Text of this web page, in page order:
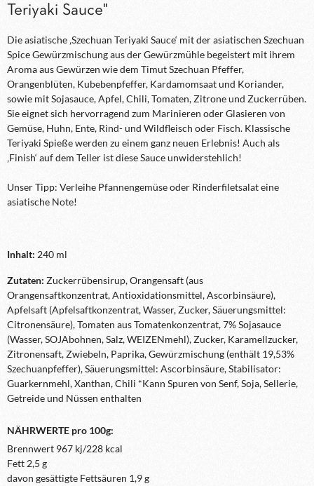
Teriyaki Sauce"
Die asiatische ‚Szechuan Teriyaki Sauce‘ mit der asiatischen Szechuan
Spice Gewürzmischung aus der Gewürzmühle begeistert mit ihrem
Aroma aus Gewürzen wie dem Timut Szechuan Pfeffer,
Orangenblüten, Kubebenpfeffer, Kardamomsaat und Koriander,
sowie mit Sojasauce, Apfel, Chili, Tomaten, Zitrone und Zuckerrüben.
Sie eignet sich hervorragend zum Marinieren oder Glasieren von
Gemüse, Huhn, Ente, Rind- und Wildfleisch oder Fisch. Klassische
Teriyaki Spieße werden zu einem ganz neuen Erlebnis! Auch als
‚Finish‘ auf dem Teller ist diese Sauce unwiderstehlich!
Unser Tipp: Verleihe Pfannengemüse oder Rinderfiletsalat eine
asiatische Note!
Inhalt: 240 ml
Zutaten: Zuckerrübensirup, Orangensaft (aus
Orangensaftkonzentrat, Antioxidationsmittel, Ascorbinsäure),
Apfelsaft (Apfelsaftkonzentrat, Wasser, Zucker, Säuerungsmittel:
Citronensäure), Tomaten aus Tomatenkonzentrat, 7% Sojasauce
(Wasser, SOJAbohnen, Salz, WEIZENmehl), Zucker, Karamellzucker,
Zitronensaft, Zwiebeln, Paprika, Gewürzmischung (enthält 19,53%
Szechuanpfeffer), Säuerungsmittel: Ascorbinsäure, Stabilisator:
Guarkernmehl, Xanthan, Chili *Kann Spuren von Senf, Soja, Sellerie,
Getreide und Nüssen enthalten
NÄHRWERTE pro 100g:
Brennwert 967 kj/228 kcal
Fett 2,5 g
davon gesättigte Fettsäuren 1,9 g